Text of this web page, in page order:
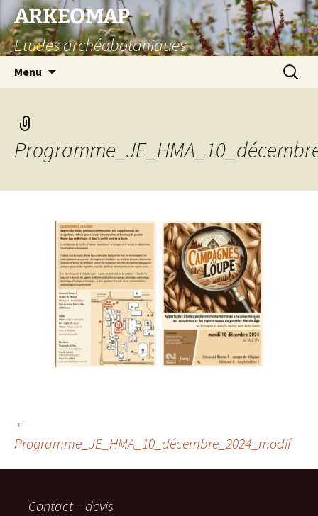
Aller
au
contenu
ARKEOMAP
Etudes archéobotaniques
Menu
Navigation
des
←
Programme_JE_HMA_10_décembre_2024_modif
Contact – devis